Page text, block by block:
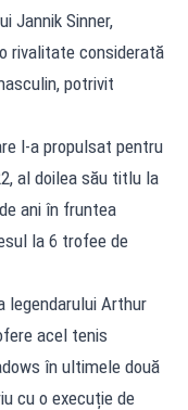
Jannik Sinner,
rivalitate considerată
potrivit
l-a propulsat pentru
al doilea său titlu la
ani în fruntea
la 6 trofee de
legendarului Arthur
acel tenis
în ultimele două
cu o execuție de